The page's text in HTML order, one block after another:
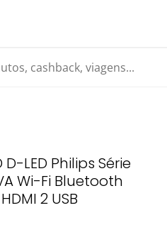
viagens...
LED Philips Série
Wi-Fi Bluetooth
2 USB